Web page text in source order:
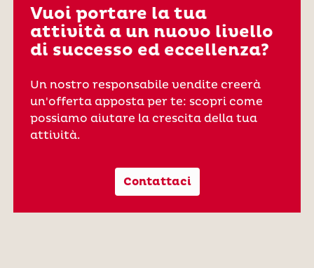
Vuoi portare la tua
attività a un nuovo livello
di successo ed eccellenza?
Un nostro responsabile vendite creerà
un'offerta apposta per te: scopri come
possiamo aiutare la crescita della tua
attività.
Contattaci